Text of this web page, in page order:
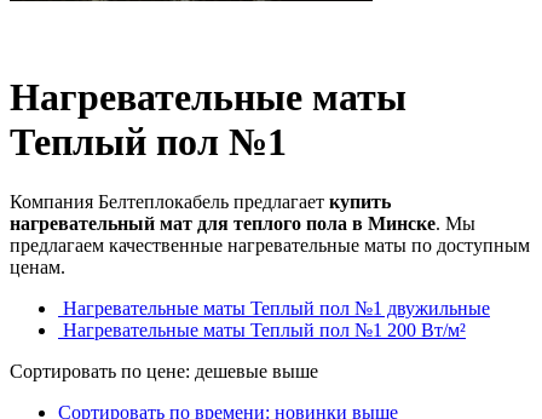
Нагревательные маты
Теплый пол №1
Компания Белтеплокабель предлагает купить
нагревательный мат для теплого пола в Минске. Мы
предлагаем качественные нагревательные маты по доступным
ценам.
Нагревательные маты Теплый пол №1 двужильные
Нагревательные маты Теплый пол №1 200 Вт/м²
Сортировать по цене: дешевые выше
Сортировать по времени: новинки выше